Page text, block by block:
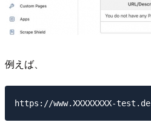
例えば、
https://www.XXXXXXXX-test.de